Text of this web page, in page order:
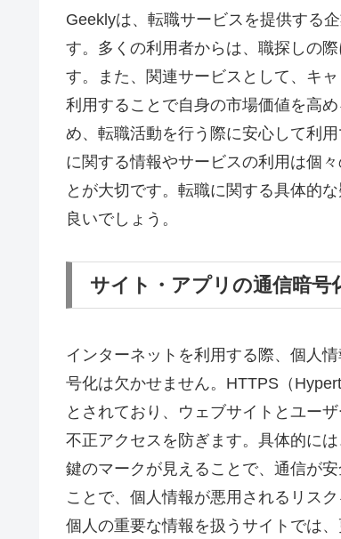
Geeklyは、転職サービスを提供する
す。多くの利用者からは、職探しの
す。また、関連サービスとして、キ
利用することで自身の市場価値を高
め、転職活動を行う際に安心して利
に関する情報やサービスの利用は個
とが大切です。転職に関する具体的
良いでしょう。
サイト・アプリの通信暗号
インターネットを利用する際、個人
号化は欠かせません。HTTPS（
とされており、ウェブサイトとユー
不正アクセスを防ぎます。具体的に
鍵のマークが見えることで、通信が
ことで、個人情報が悪用されるリス
個人の重要な情報を扱うサイトでは